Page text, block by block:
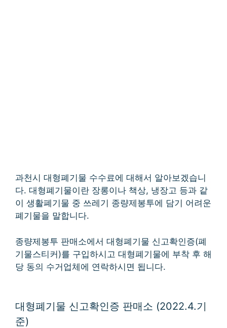
과천시 대형폐기물 수수료에 대해서 알아보겠습니
다. 대형폐기물이란 장롱이나 책상, 냉장고 등과 같
이 생활폐기물 중 쓰레기 종량제봉투에 담기 어려운
폐기물을 말합니다.
종량제봉투 판매소에서 대형폐기물 신고확인증(폐
기물스티커)를 구입하시고 대형폐기물에 부착 후 해
당 동의 수거업체에 연락하시면 됩니다.
대형폐기물 신고확인증 판매소 (2022.4.기
준)